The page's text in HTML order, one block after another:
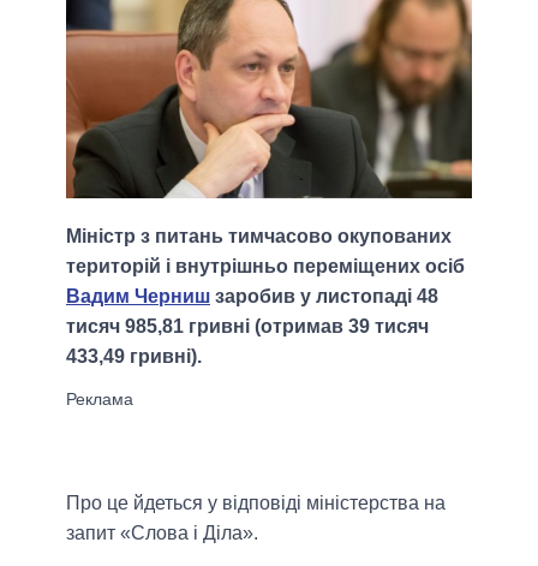
Міністр з питань тимчасово окупованих
територій і внутрішньо переміщених осіб
Вадим Черниш заробив у листопаді 48
тисяч 985,81 гривні (отримав 39 тисяч
433,49 гривні).
Про це йдеться у відповіді міністерства на
запит «Слова і Діла».